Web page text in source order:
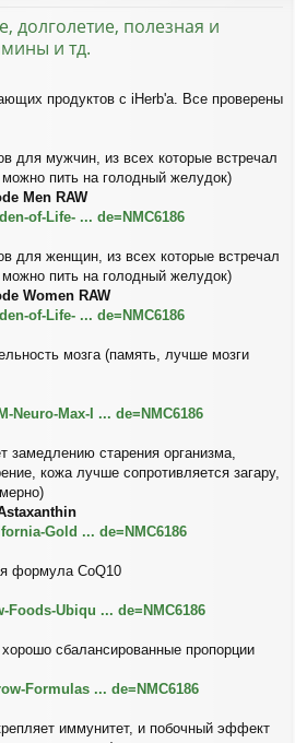
долголетие, полезная и
и тд.
продуктов с iHerb'а. Все проверены
для мужчин, из всех которые встречал
пить на голодный желудок)
Men RAW
of-Life- ... de=NMC6186
для женщин, из всех которые встречал
пить на голодный желудок)
Women RAW
of-Life- ... de=NMC6186
мозга (память, лучше мозги
Neuro-Max-I ... de=NMC6186
замедлению старения организма,
кожа лучше сопротивляется загару,
Gold ... de=NMC6186
формула CoQ10
Ubiqu ... de=NMC6186
сбалансированные пропорции
Formulas ... de=NMC6186
иммунитет, и побочный эффект